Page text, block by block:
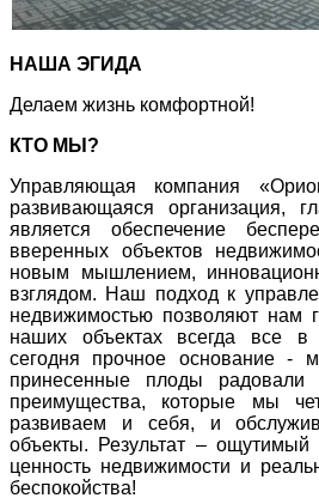
НАША ЭГИДА
Делаем жизнь комфортной!
КТО МЫ?
Управляющая компания
развивающаяся организация,
является обеспечение
вверенных объектов
новым мышлением,
взглядом. Наш подход к
недвижимостью позволяют нам
наших объектах всегда все в
сегодня прочное основание -
принесенные плоды радовали
преимущества, которые мы
развиваем и себя, и
объекты. Результат –
ценность недвижимости и
беспокойства!